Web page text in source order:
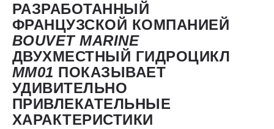
РАЗРАБОТАННЫЙ
ФРАНЦУЗСКОЙ КОМПАНИЕЙ
BOUVETMARINE
ДВУХМЕСТНЫЙ ГИДРОЦИКЛ
MM01 ПОКАЗЫВАЕТ
УДИВИТЕЛЬНО
ПРИВЛЕКАТЕЛЬНЫЕ
ХАРАКТЕРИСТИКИ